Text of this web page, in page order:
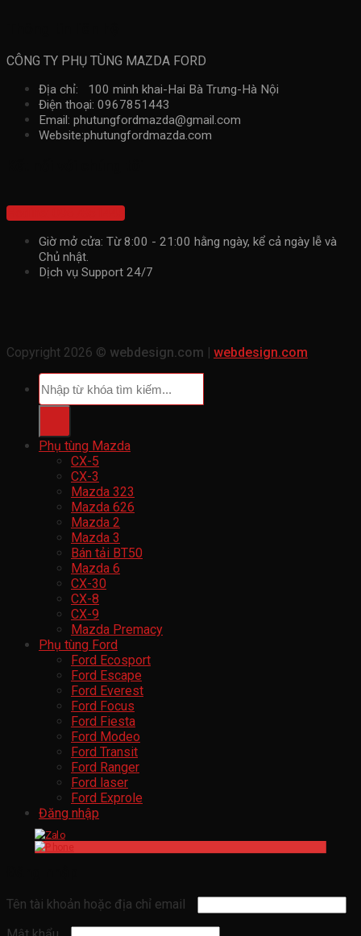
CÔNG TY PHỤ TÙNG MAZDA FORD
Địa chỉ: 100 minh khai-Hai Bà Trưng-Hà Nội
Điện thoại: 0967851443
Email: phutungfordmazda@gmail.com
Website:phutungfordmazda.com
Giờ mở cửa: Từ 8:00 - 21:00 hằng ngày, kể cả ngày lễ và
Chủ nhật.
Dịch vụ Support 24/7
Copyright 2026 © webdesign.com | webdesign.com
Tìm
kiếm:
Phụ tùng Mazda
CX-5
CX-3
Mazda 323
Mazda 626
Mazda 2
Mazda 3
Bán tải BT50
Mazda 6
CX-30
CX-8
CX-9
Mazda Premacy
Phụ tùng Ford
Ford Ecosport
Ford Escape
Ford Everest
Ford Focus
Ford Fiesta
Ford Modeo
Ford Transit
Ford Ranger
Ford laser
Ford Exprole
Đăng nhập
Tên tài khoản hoặc địa chỉ email